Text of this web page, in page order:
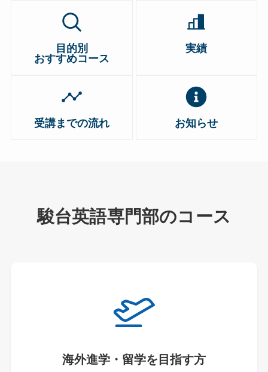
目的別
おすすめコース
実績
受講までの流れ お知らせ
駿台英語専門部のコース
海外進学・留学を目指す方